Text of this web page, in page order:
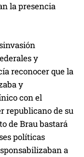
la presencia
y
reconocer que la
y
con el
republicano de su
de Brau bastará
políticas
a